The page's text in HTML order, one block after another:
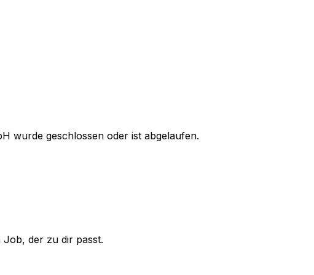
wurde geschlossen oder ist abgelaufen.
Job, der zu dir passt.